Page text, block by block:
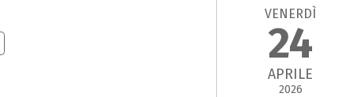
VENERDÌ
24
APRILE
2026